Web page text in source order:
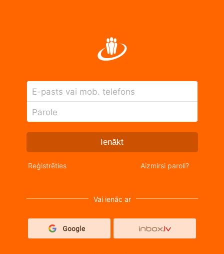
E-pasts vai mob. telefons
Parole
Ienākt
Reģistrēties Aizmirsi paroli?
Vai ienāc ar